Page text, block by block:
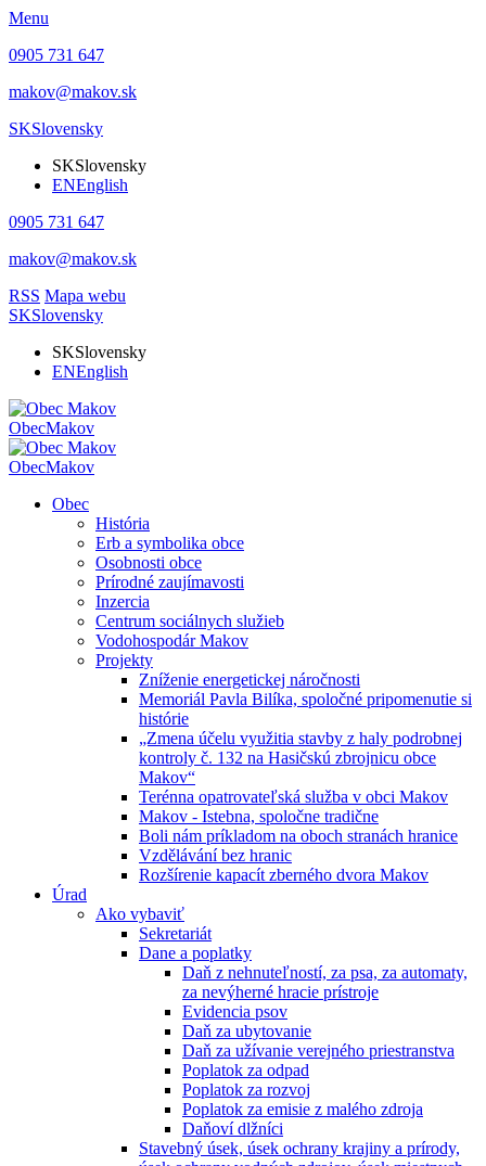
Menu
0905 731 647
makov@makov.sk
SKSlovensky
SKSlovensky
ENEnglish
0905 731 647
makov@makov.sk
RSS Mapa webu
SKSlovensky
SKSlovensky
ENEnglish
ObecMakov
ObecMakov
Obec
História
Erb a symbolika obce
Osobnosti obce
Prírodné zaujímavosti
Inzercia
Centrum sociálnych služieb
Vodohospodár Makov
Projekty
Zníženie energetickej náročnosti
Memoriál Pavla Bilíka, spoločné pripomenutie si
histórie
„Zmena účelu využitia stavby z haly podrobnej
kontroly č. 132 na Hasičskú zbrojnicu obce
Makov“
Terénna opatrovateľská služba v obci Makov
Makov - Istebna, spoločne tradične
Boli nám príkladom na oboch stranách hranice
Vzdělávání bez hranic
Rozšírenie kapacít zberného dvora Makov
Úrad
Ako vybaviť
Sekretariát
Dane a poplatky
Daň z nehnuteľností, za psa, za automaty,
za nevýherné hracie prístroje
Evidencia psov
Daň za ubytovanie
Daň za užívanie verejného priestranstva
Poplatok za odpad
Poplatok za rozvoj
Poplatok za emisie z malého zdroja
Daňoví dlžníci
Stavebný úsek, úsek ochrany krajiny a prírody,